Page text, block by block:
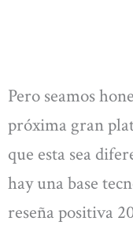
Pero seamos
próxima gran
que esta sea
hay una base
reseña positiva